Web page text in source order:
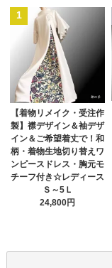
1
【着物リメイク・受注作
製】襟デザイン＆袖デザ
イン＆ご希望着丈で！和
柄・着物生地切り替えワ
ンピースドレス・胸元モ
チーフ付き☆レディース
Ｓ～5Ｌ
24,800円